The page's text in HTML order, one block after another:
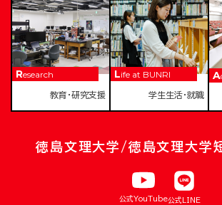
Research
教育・研究支援
Life at BUNRI
学生生活・就職
徳島文理大学/徳島文理大学
公式YouTube公式LINE